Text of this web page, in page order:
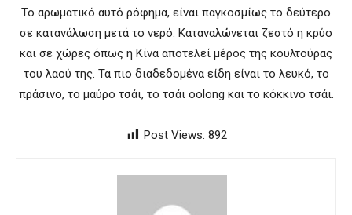
Το αρωματικό αυτό ρόφημα, είναι παγκοσμίως το δεύτερο
σε κατανάλωση μετά το νερό. Καταναλώνεται ζεστό η κρύο
και σε χώρες όπως η Κίνα αποτελεί μέρος της κουλτούρας
του λαού της. Τα πιο διαδεδομένα είδη είναι το λευκό, το
πράσινο, το μαύρο τσάι, το τσάι oolong και το κόκκινο τσάι.
Post Views: 892